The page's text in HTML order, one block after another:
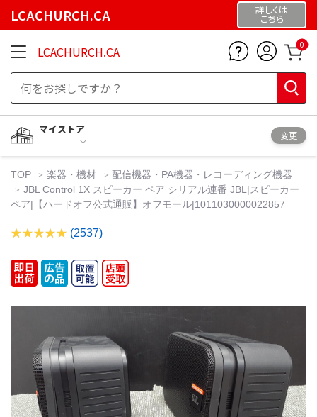
LCACHURCH.CA 詳しくは
こちら
LCACHURCH.CA 0
マイストア
変更
TOP 楽器・機材
配信機器・PA機器・レコーディング機器
JBL Control 1X スピーカー ペア シリアル連番 JBL|スピーカー
ペア|【ハードオフ公式通販】オフモール|1011030000022857
(2537)